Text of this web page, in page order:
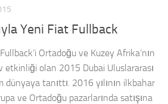
Yeni Fiat Fullback
Ortadoğu ve Kuzey Afrika’nın
etkinliği olan 2015 Dubai Uluslararası
dünyaya tanıttı. 2016 yılının ilkbahar
ve Ortadoğu pazarlarında satışına